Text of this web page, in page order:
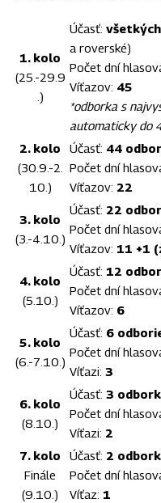
1. kolo
(25.-29.9
.)
Účasť:
a roverské)
Počet dní
Víťazov: 45
*odborka s
automaticky do
2. kolo
(30.9.-2.
10.)
Účasť: 44
Počet dní
Víťazov: 22
3. kolo
(3.-4.10.)
Účasť: 22
Počet dní
Víťazov: 11 +1
4. kolo
(5.10.)
Účasť: 12
Počet dní
Víťazov: 6
5. kolo
(6.-7.10.)
Účasť: 6
Počet dní
Víťazi: 3
6. kolo
(8.10.)
Účasť: 3
Počet dní
Víťazi: 2
7. kolo
Finále
(9.10.)
Účasť: 2
Počet dní
Víťaz: 1